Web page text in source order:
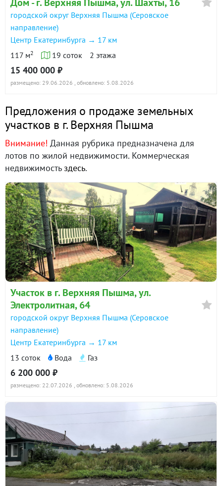
городской округ Верхняя Пышма (Серовское
направление)
Центр Екатеринбурга → 17 км
117 м2 19 соток 2 этажа
15 400 000 ₽
размещено: 29.06.2026 , обновлено: 5.08.2026
Предложения о продаже земельных
участков в г. Верхняя Пышма
Внимание! Данная рубрика предназначена для
лотов по жилой недвижимости. Коммерческая
недвижимостьздесь.
Участок в г. Верхняя Пышма, ул.
Электролитная, 64
городской округ Верхняя Пышма (Серовское
направление)
Центр Екатеринбурга → 17 км
13 соток
Вода Газ
6 200 000 ₽
размещено: 22.07.2026 , обновлено: 5.08.2026